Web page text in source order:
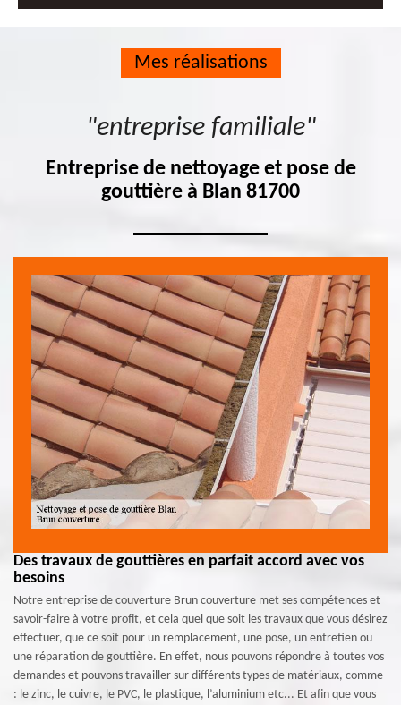
Mes réalisations
"entreprise familiale"
Entreprise de nettoyage et pose de
gouttière à Blan 81700
Des travaux de gouttières en parfait accord avec vos
besoins
Notre entreprise de couverture Brun couverture met ses compétences et
savoir-faire à votre profit, et cela quel que soit les travaux que vous désirez
effectuer, que ce soit pour un remplacement, une pose, un entretien ou
une réparation de gouttière. En effet, nous pouvons répondre à toutes vos
demandes et pouvons travailler sur différents types de matériaux, comme
: le zinc, le cuivre, le PVC, le plastique, l’aluminium etc... Et afin que vous